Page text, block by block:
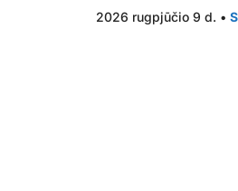
2026 rugpjūčio 9 d. •